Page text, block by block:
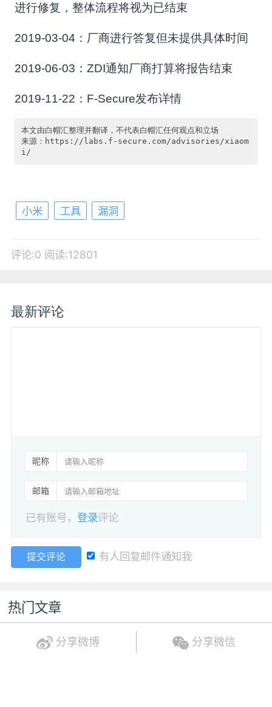
进行修复，整体流程将视为已结束
2019-03-04：厂商进行答复但未提供具体时间
2019-06-03：ZDI通知厂商打算将报告结束
2019-11-22：F-Secure发布详情
本文由白帽汇整理并翻译，不代表白帽汇任何观点和立场
来源：https://labs.f-secure.com/advisories/xiaom
小米 工具 漏洞
评论:0 阅读:12801
最新评论
昵称
邮箱
已有账号，登录评论
提交评论 有人回复邮件通知我
热门文章
分享微博 分享微信